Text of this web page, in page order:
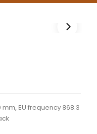
EU frequency 868.3